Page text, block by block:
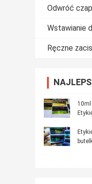
Odwróć
Wstawianie
Ręczne